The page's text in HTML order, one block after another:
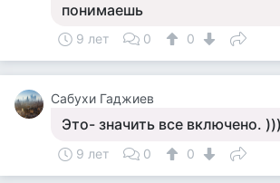
понимаешь
9 лет 0 0
Сабухи Гаджиев
Это- значить все включено.
9 лет 0 0